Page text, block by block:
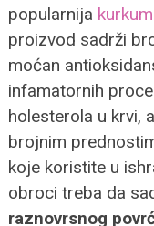
popularnija
proizvod sadrži
moćan
infamatornih
holesterola u krvi,
brojnim
koje koristite u
obroci treba da
raznovrsnog